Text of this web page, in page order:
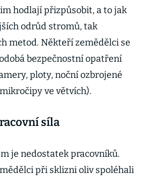
hodlají přizpůsobit, a to jak
odrůd stromů, tak
metod. Někteří zemědělci se
bezpečnostní opatření
ploty, noční ozbrojené
ve větvích).
síla
je nedostatek pracovníků.
při sklizni oliv spoléhali